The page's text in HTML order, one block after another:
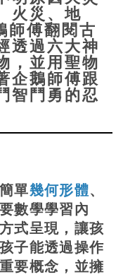
火災、地
傅翻閱古
透過六大神
，並用聖物
企鵝師傅跟
智鬥勇的忍
單幾何形體、
數學學習內
式呈現，讓孩
孩子能透過操作
要概念，並擁